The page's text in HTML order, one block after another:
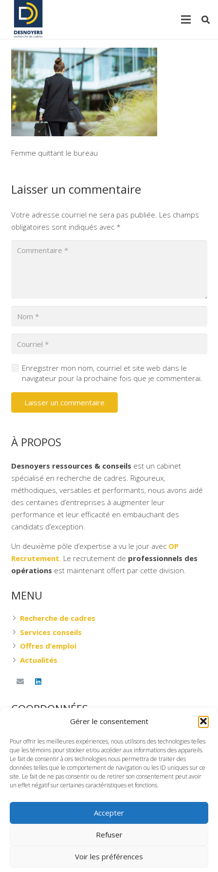
Gérer le consentement
Pour offrir les meilleures expériences, nous utilisons des technologies telles
que les témoins pour stocker et/ou accéder aux informations des appareils.
Le fait de consentir à ces technologies nous permettra de traiter des
données telles que le comportement de navigation ou les ID uniques sur ce
site. Le fait de ne pas consentir ou de retirer son consentement peut avoir
un effet négatif sur certaines caractéristiques et fonctions.
Accepter
Refuser
Voir les préférences
Femme quittant le bureau
Laisser un commentaire
Votre adresse courriel ne sera pas publiée. Les champs
obligatoires sont indiqués avec *
Enregistrer mon nom, courriel et site web dans le
navigateur pour la prochaine fois que je commenterai.
Laisser un commentaire
À PROPOS
Desnoyers ressources & conseils est un cabinet
spécialisé en recherche de cadres. Rigoureux,
méthodiques, versatiles et performants, nous avons aidé
des centaines d’entreprises à augmenter leur
performance et leur efficacité en embauchant des
candidats d’exception.
Un deuxième pôle d’expertise a vu le jour avec OP
Recrutement. Le recrutement de professionnels des
opérations est maintenant offert par cette division.
MENU
Recherche de cadres
Services conseils
Offres d’emploi
Actualités
COORDONNÉES
360, rue Saint-Jacques Ouest, G-101
Montréal, Québec
H2Y 1P5
TÉLÉPHONE
Bureau : (514) 935-1111
Sans frais : 1-866-935-4011
Politique de confidentialité